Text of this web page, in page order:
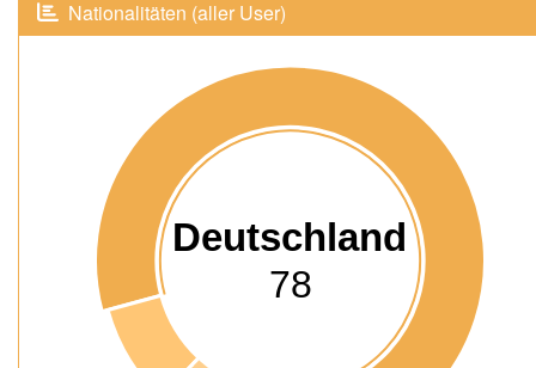
Nationalitäten (aller User)
Deutschland
78